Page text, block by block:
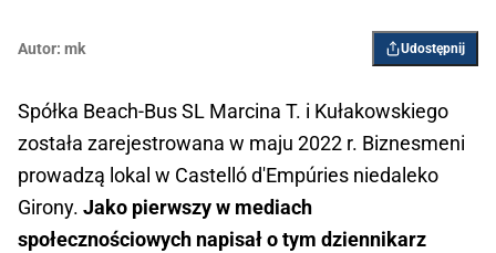
Autor: mk Udostępnij
Spółka Beach-Bus SL Marcina T. i Kułakowskiego
została zarejestrowana w maju 2022 r. Biznesmeni
prowadzą lokal w Castelló d'Empúries niedaleko
Girony. Jako pierwszy w mediach
społecznościowych napisał o tym dziennikarz